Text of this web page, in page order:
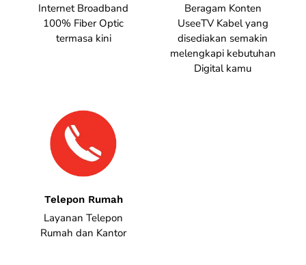
Internet Broadband
100% Fiber Optic
termasa kini
Beragam Konten
UseeTV Kabel yang
disediakan semakin
melengkapi kebutuhan
Digital kamu
Telepon Rumah
Layanan Telepon
Rumah dan Kantor